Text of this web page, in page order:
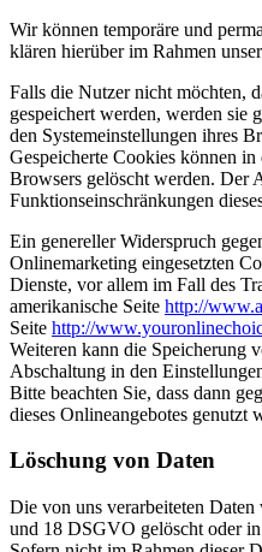
Wir können temporäre und
klären hierüber im Rahmen
Falls die Nutzer nicht möchten,
gespeichert werden, werden sie
den Systemeinstellungen ihres
Gespeicherte Cookies können in
Browsers gelöscht werden. Der
Funktionseinschränkungen
Ein genereller Widerspruch
Onlinemarketing eingesetzten
Dienste, vor allem im Fall des
amerikanische Seite http://
Seite http://
Weiteren kann die Speicherung
Abschaltung in den
Bitte beachten Sie, dass dann
dieses Onlineangebotes genutzt
Löschung von Daten
Die von uns verarbeiteten
und 18 DSGVO gelöscht oder